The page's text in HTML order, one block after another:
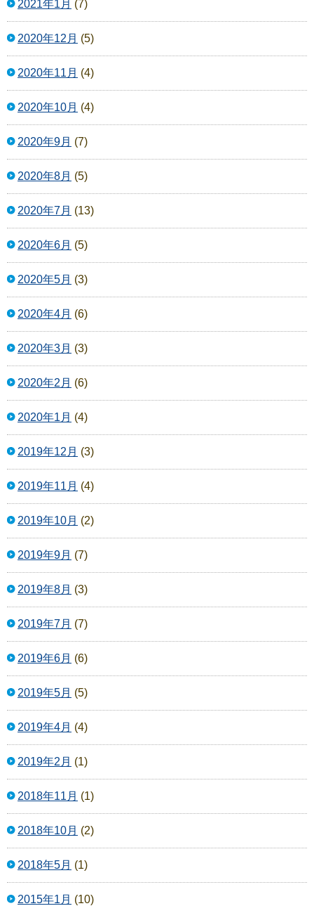
2021年1月 (7)
2020年12月 (5)
2020年11月 (4)
2020年10月 (4)
2020年9月 (7)
2020年8月 (5)
2020年7月 (13)
2020年6月 (5)
2020年5月 (3)
2020年4月 (6)
2020年3月 (3)
2020年2月 (6)
2020年1月 (4)
2019年12月 (3)
2019年11月 (4)
2019年10月 (2)
2019年9月 (7)
2019年8月 (3)
2019年7月 (7)
2019年6月 (6)
2019年5月 (5)
2019年4月 (4)
2019年2月 (1)
2018年11月 (1)
2018年10月 (2)
2018年5月 (1)
2015年1月 (10)